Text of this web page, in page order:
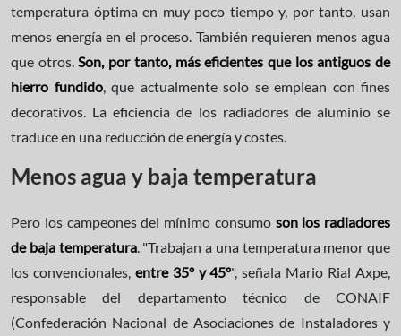
temperatura óptima en muy poco tiempo y, por tanto, usan
menos energía en el proceso. También requieren menos agua
que otros.Son, por tanto, más eficientes que los antiguos de
hierro fundido, que actualmente solo se emplean con fines
decorativos. La eficiencia de los radiadores de aluminio se
traduce en una reducción de energía y costes.
Menos agua y baja temperatura
Pero los campeones del mínimo consumo son los radiadores
de baja temperatura. "Trabajan a una temperatura menor que
los convencionales, entre 35º y 45º", señala Mario Rial Axpe,
responsable del departamento técnico de CONAIF
(Confederación Nacional de Asociaciones de Instaladores y